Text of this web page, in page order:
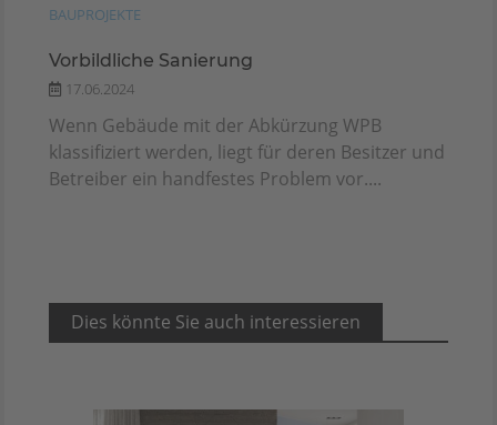
BAUPROJEKTE
Vorbildliche Sanierung
17.06.2024
Wenn Gebäude mit der Abkürzung WPB
klassifiziert werden, liegt für deren Besitzer und
Betreiber ein handfestes Problem vor....
Dies könnte Sie auch interessieren